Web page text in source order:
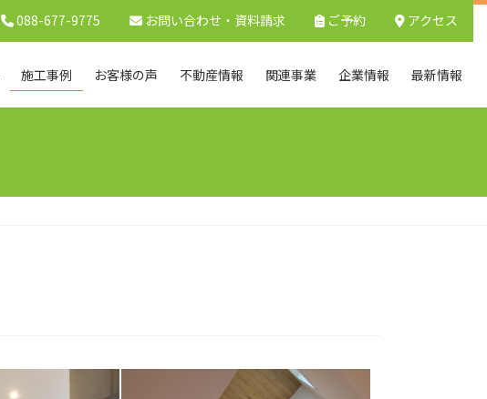
施工事例 お客様の声 不動産情報 関連事業 企業情報 最新情報
088-677-9775 お問い合わせ ・資料請求 ご予約 アクセス